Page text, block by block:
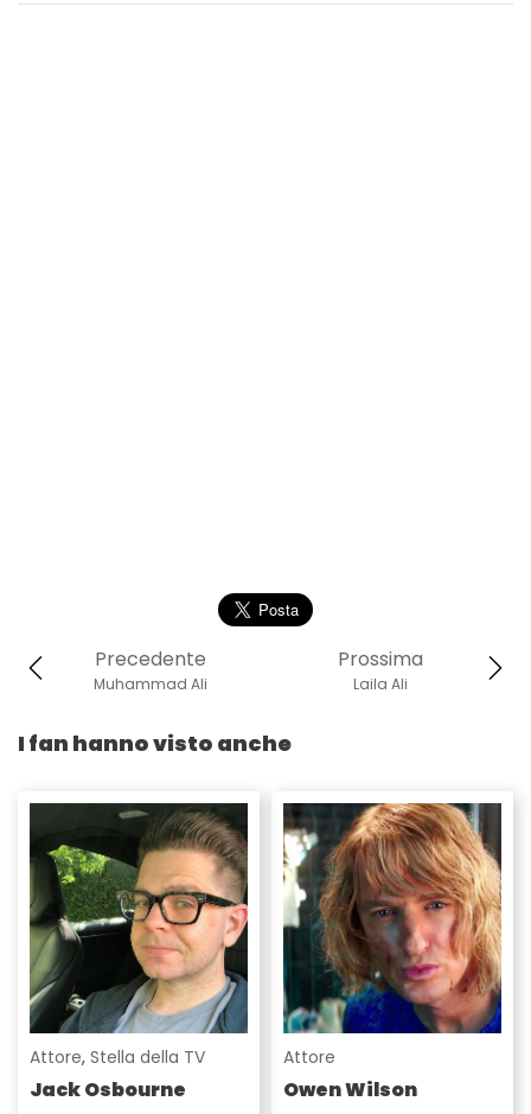
Prossima
Laila Ali
Precedente
Muhammad Ali
I fan hanno visto anche
Attore, Stella della TV
Jack Osbourne
Attore
Owen Wilson